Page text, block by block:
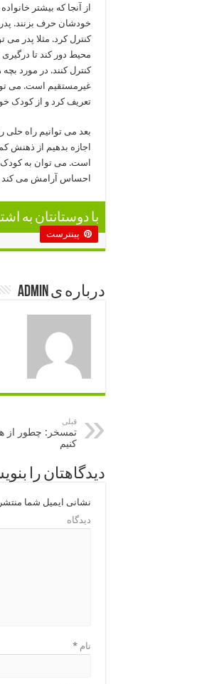
از آنجا که بیشتر
خودشان حرف بزنند.
کنترل کرد. مثلا پدر
محیط دور کند تا
غیرمستقیم است. می
تعریف کرد و از کودک
بعد می توانیم راه حلی
اجازه بدهیم از ذهنش
است. می توان به کودک
احساس آرامش می
با دوستانتان به
پینترست
درباره ی admin
قبلی
تمسخر: چطور از
كنیم
دیدگاهتان را
نشانی ایمیل شما
دیدگاه
نام *